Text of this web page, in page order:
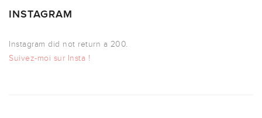
INSTAGRAM
Instagram did not return a 200.
Suivez-moi sur Insta !